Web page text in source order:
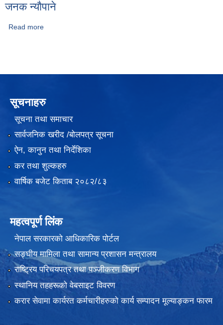
जनक न्याैपाने
Read more
सूचनाहरु
सूचना तथा समाचार
सार्वजनिक खरीद /बोलपत्र सूचना
ऐन, कानुन तथा निर्देशिका
कर तथा शुल्कहरु
वार्षिक बजेट किताब २०८२/८३
महत्वपूर्ण लिंक
नेपाल सरकारको आधिकारिक पोर्टल
सङ्‍घीय मामिला तथा सामान्य प्रशासन मन्त्रालय
राष्ट्रिय परिचयपत्र तथा पञ्जीकरण विभाग
स्थानिय तहहरूको वेबसाइट विवरण
करार सेवामा कार्यरत कर्मचारीहरुको कार्य सम्पादन मूल्याङ्कन फारम